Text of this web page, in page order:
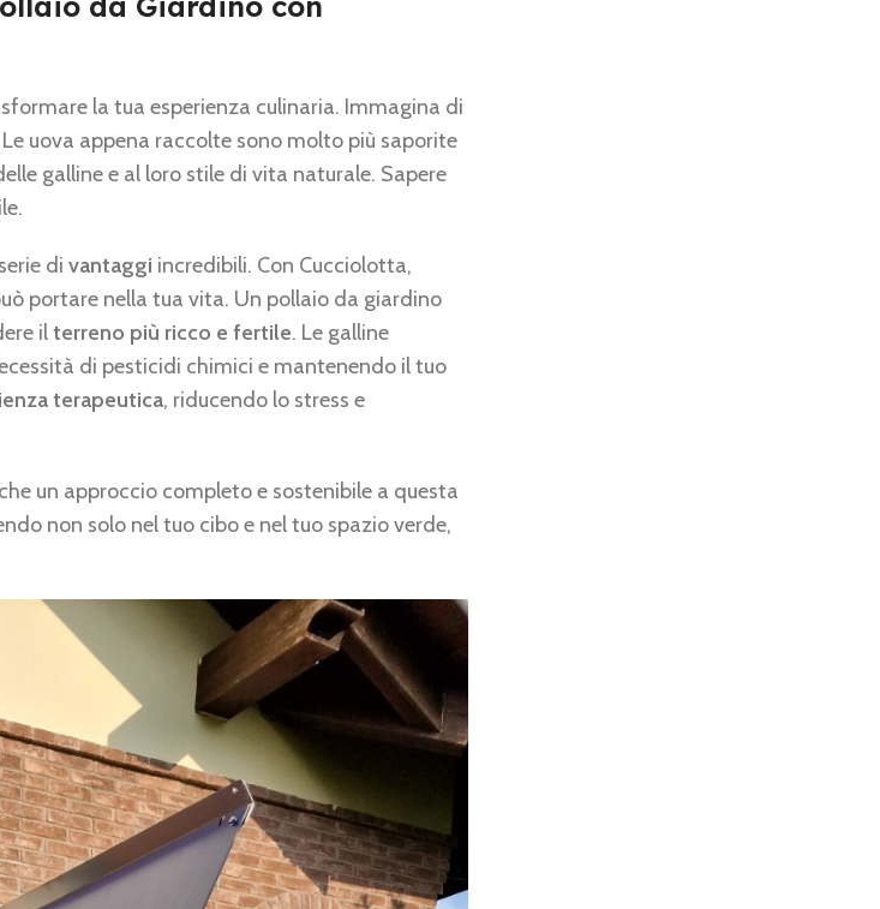
la tua esperienza culinaria. Immagina di
uova appena raccolte sono molto più saporite
galline e al loro stile di vita naturale. Sapere
di vantaggi incredibili. Con Cucciolotta,
portare nella tua vita. Un pollaio da giardino
ilterreno più ricco e fertile. Le galline
di pesticidi chimici e mantenendo il tuo
terapeutica, riducendo lo stress e
un approccio completo e sostenibile a questa
non solo nel tuo cibo e nel tuo spazio verde,